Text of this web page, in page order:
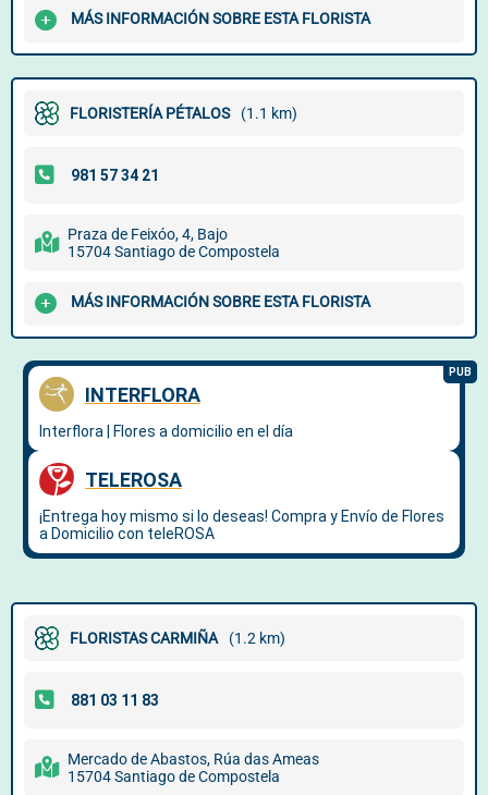
MÁS INFORMACIÓN SOBRE ESTA FLORISTA
FLORISTERÍA PÉTALOS (1.1 km)
Praza de Feixóo, 4, Bajo
15704 Santiago de Compostela
MÁS INFORMACIÓN SOBRE ESTA FLORISTA
FLORISTAS CARMIÑA (1.2 km)
Mercado de Abastos, Rúa das Ameas
15704 Santiago de Compostela